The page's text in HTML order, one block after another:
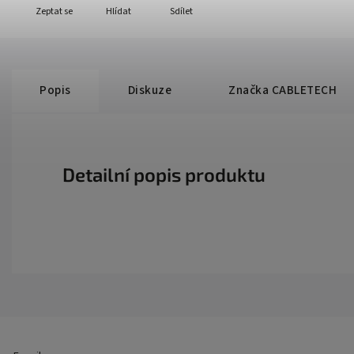
Zeptat se Hlídat Sdílet
Popis Diskuze Značka CABLETECH
Detailní popis produktu